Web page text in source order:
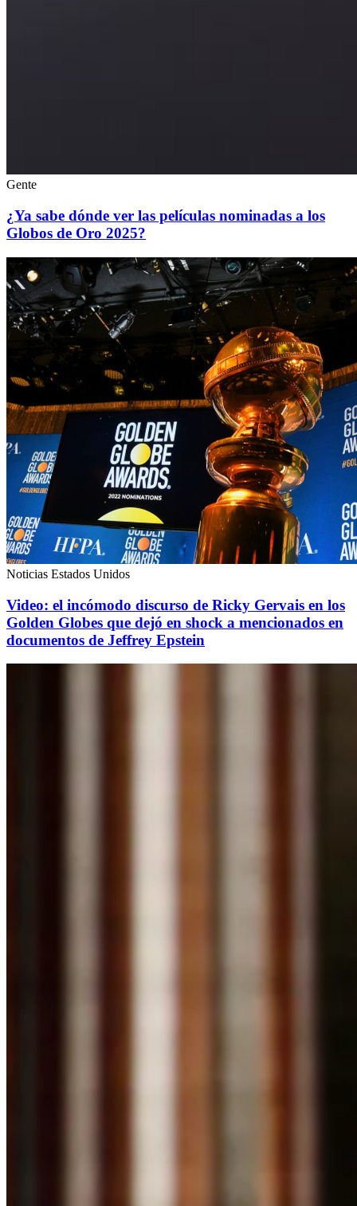
Gente
¿Ya sabe dónde ver las películas nominadas a los
Globos de Oro 2025?
Noticias Estados Unidos
Video: el incómodo discurso de Ricky Gervais en los
Golden Globes que dejó en shock a mencionados en
documentos de Jeffrey Epstein